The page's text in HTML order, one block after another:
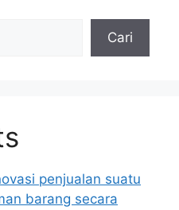
Cari
penjualan suatu
barang secara